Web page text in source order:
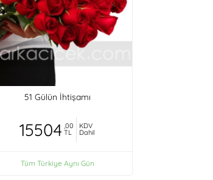
51 Gülün İhtişamı
15504 ,00
TL
KDV
Dahil
Tüm Türkiye Aynı Gün